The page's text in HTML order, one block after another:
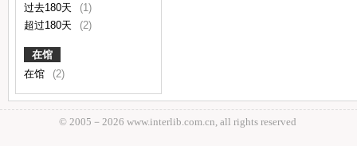
过去180天
(1)
超过180天
(2)
在馆
在馆
(2)
© 2005－ 2026 www.interlib.com.cn, all rights reserved